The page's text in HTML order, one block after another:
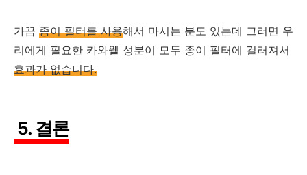
가끔 종이 필터를 사용해서 마시는 분도 있는데 그러면 우
리에게 필요한 카와웰 성분이 모두 종이 필터에 걸러져서
효과가 없습니다.
5. 결론